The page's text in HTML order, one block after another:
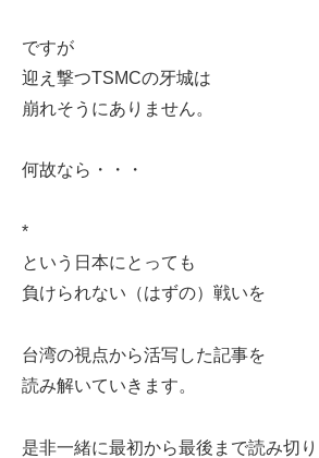
ですが
迎え撃つTSMCの牙城は
崩れそうにありません。
何故なら・・・
*
という日本にとっても
負けられない（はずの）戦いを
台湾の視点から活写した記事を
読み解いていきます。
是非一緒に最初から最後まで読み切り